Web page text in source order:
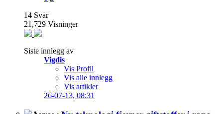
14 Svar
21,729 Visninger
Siste innlegg av
Vigdis
Vis Profil
Vis alle innlegg
Vis artikler
26-07-13, 08:31